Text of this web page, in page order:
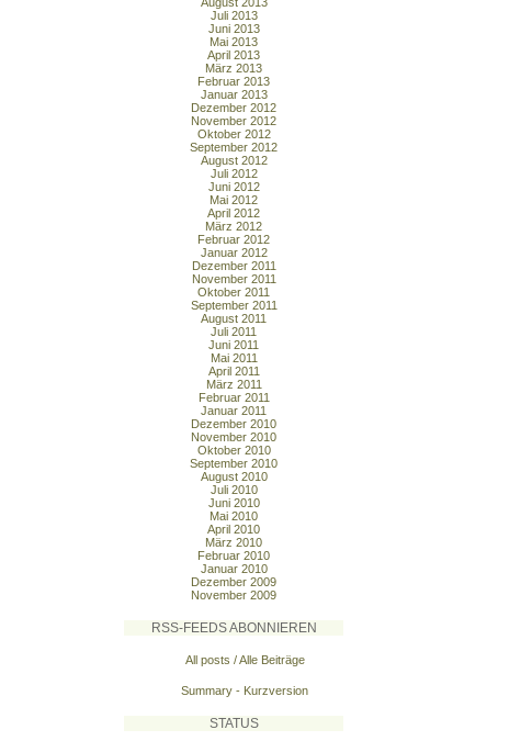
Juli 2013
Juni 2013
Mai 2013
April 2013
März 2013
Februar 2013
Januar 2013
Dezember 2012
November 2012
Oktober 2012
September 2012
August 2012
Juli 2012
Juni 2012
Mai 2012
April 2012
März 2012
Februar 2012
Januar 2012
Dezember 2011
November 2011
Oktober 2011
September 2011
August 2011
Juli 2011
Juni 2011
Mai 2011
April 2011
März 2011
Februar 2011
Januar 2011
Dezember 2010
November 2010
Oktober 2010
September 2010
August 2010
Juli 2010
Juni 2010
Mai 2010
April 2010
März 2010
Februar 2010
Januar 2010
Dezember 2009
November 2009
RSS-FEEDS ABONNIEREN
All posts / Alle Beiträge
Summary - Kurzversion
STATUS